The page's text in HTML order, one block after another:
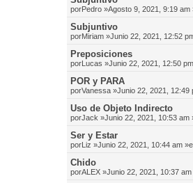
porPedro »Agosto 9, 2021, 9:19 am
Subjuntivo
porMiriam »Junio 22, 2021, 12:52
Preposiciones
porLucas »Junio 22, 2021, 12:50
POR y PARA
porVanessa »Junio 22, 2021, 12:49
Uso de Objeto Indirecto
porJack »Junio 22, 2021, 10:53 am
Ser y Estar
porLiz »Junio 22, 2021, 10:44 am
Chido
porALEX »Junio 22, 2021, 10:37 am